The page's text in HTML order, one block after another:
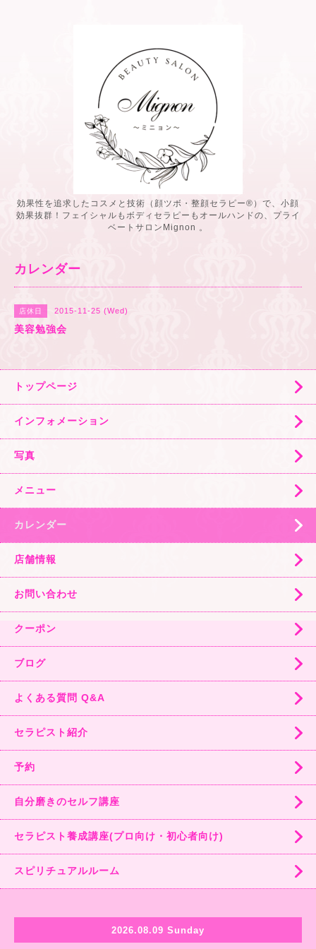
効果性を追求したコスメと技術（顔ツボ・整顔セラピー®️）で、小顔
効果抜群！フェイシャルもボディセラピーもオールハンドの、プライ
ベートサロンMignon 。
カレンダー
店休日 2015-11-25 (Wed)
美容勉強会
トップページ
インフォメーション
写真
メニュー
カレンダー
店舗情報
お問い合わせ
クーポン
ブログ
よくある質問 Q&A
セラピスト紹介
予約
自分磨きのセルフ講座
セラピスト養成講座(プロ向け・初心者向け)
スピリチュアルルーム
2026.08.09 Sunday